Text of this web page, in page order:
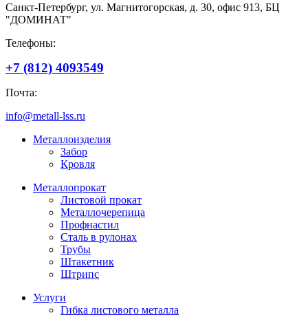
Санкт-Петербург, ул. Магнитогорская, д. 30, офис 913, БЦ
"ДОМИНАТ"
Телефоны:
+7 (812) 4093549
Почта:
info@metall-lss.ru
Металлоизделия
Забор
Кровля
Металлопрокат
Листовой прокат
Металлочерепица
Профнастил
Сталь в рулонах
Трубы
Штакетник
Штрипс
Услуги
Гибка листового металла